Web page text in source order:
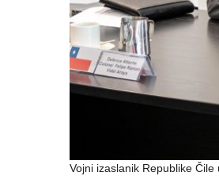
Vojni izaslanik Republike